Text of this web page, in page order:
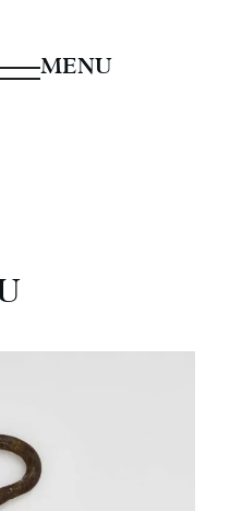
MENU